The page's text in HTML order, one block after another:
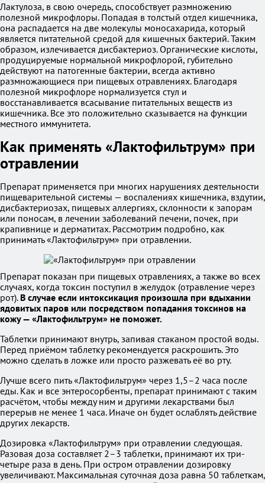
Лактулоза, в свою очередь, способствует размножению
полезной микрофлоры. Попадая в толстый отдел кишечника,
она распадается на две молекулы моносахарида, который
является питательной средой для кишечных бактерий. Таким
образом, излечивается дисбактериоз. Органические кислоты,
продуцируемые нормальной микрофлорой, губительно
действуют на патогенные бактерии, всегда активно
размножающиеся при пищевых отравлениях. Благодаря
полезной микрофлоре нормализуется стул и
восстанавливается всасывание питательных веществ из
кишечника. Все это положительно сказывается на функции
местного иммунитета.
Как применять «Лактофильтрум» при
отравлении
Препарат применяется при многих нарушениях деятельности
пищеварительной системы — воспалениях кишечника, вздутии,
дисбактериозах, пищевых аллергиях, склонности к запорам
или поносам, в лечении заболеваний печени, почек, при
крапивнице и дерматитах. Рассмотрим подробно, как
принимать «Лактофильтрум» при отравлении.
Препарат показан при пищевых отравлениях, а также во всех
случаях, когда токсин поступил в желудок (отравление через
рот). В случае если интоксикация произошла при вдыхании
ядовитых паров или посредством попадания токсинов на
кожу — «Лактофильтрум» не поможет.
Таблетки принимают внутрь, запивая стаканом простой воды.
Перед приёмом таблетку рекомендуется раскрошить. Это
можно сделать в ложке или просто разжевать её во рту.
Лучше всего пить «Лактофильтрум» через 1,5–2 часа после
еды. Как и все энтеросорбенты, препарат принимают с таким
расчётом, чтобы между ним и другими лекарствами был
перерыв не менее 1 часа. Иначе он будет ослаблять действие
других лекарств.
Дозировка «Лактофильтрум» при отравлении следующая.
Разовая доза составляет 2–3 таблетки, принимают их три-
четыре раза в день. При остром отравлении дозировку
увеличивают. Максимальная суточная доза равна 50 таблеткам,